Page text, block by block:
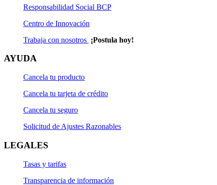
Responsabilidad Social BCP
Centro de Innovación
Trabaja con nosotros ¡Postula hoy!
AYUDA
Cancela tu producto
Cancela tu tarjeta de crédito
Cancela tu seguro
Solicitud de Ajustes Razonables
LEGALES
Tasas y tarifas
Transparencia de información